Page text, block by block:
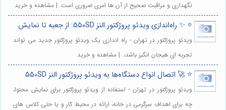
نگهداری و مراقبت صحیح از آن ها امری ضروری است. | مشاهده و خرید
⭐️ ✨ راه‌اندازی ویدئو پروژکتور النز 550SD: از جعبه تا نمایش
ویدئو پروژکتور در تهران - راه اندازی یک ویدئو پروژکتور جدید می تواند
تجربه ای هیجان انگیز باشد،. | مشاهده و خرید
⭐️ 🚀 اتصال انواع دستگاه‌ها به ویدئو پروژکتور النز 550SD
ویدئو پروژکتور در تهران - استفاده از ویدئو پروژکتور برای نمایش محتوا،
چه برای اهداف سرگرمی در خانه، ارائه در محیط کار و یا حتی کلاس های